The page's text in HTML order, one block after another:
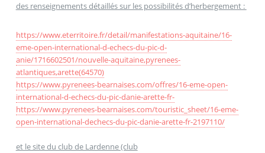
des renseignements détaillés sur les possibilités d’herbergement :
https://www.eterritoire.fr/detail/manifestations-aquitaine/16-
eme-open-international-d-echecs-du-pic-d-
anie/1716602501/nouvelle-aquitaine,pyrenees-
atlantiques,arette(64570)
https://www.pyrenees-bearnaises.com/offres/16-eme-open-
international-d-echecs-du-pic-danie-arette-fr-
https://www.pyrenees-bearnaises.com/touristic_sheet/16-eme-
open-international-dechecs-du-pic-danie-arette-fr-2197110/
et le site du club de Lardenne (club